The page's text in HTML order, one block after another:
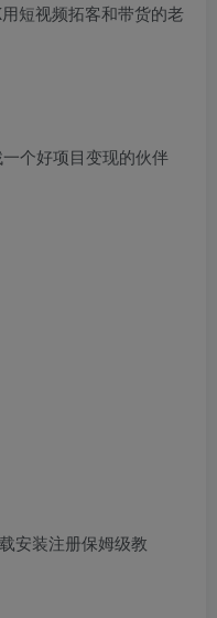
短视频拓客和带货的老
个好项目变现的伙伴
安装注册保姆级教